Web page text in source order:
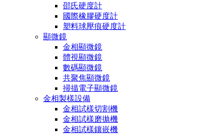
邵氏硬度計
國際橡膠硬度計
塑料球壓痕硬度計
顯微鏡
金相顯微鏡
體視顯微鏡
數碼顯微鏡
共聚焦顯微鏡
掃描電子顯微鏡
金相製樣設備
金相試樣切割機
金相試樣磨拋機
金相試樣鑲嵌機